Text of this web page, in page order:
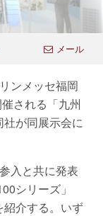
メール
ンメッセ福岡
される「九州
が同展示会に
入と共に発表
シリーズ」
介する。いず